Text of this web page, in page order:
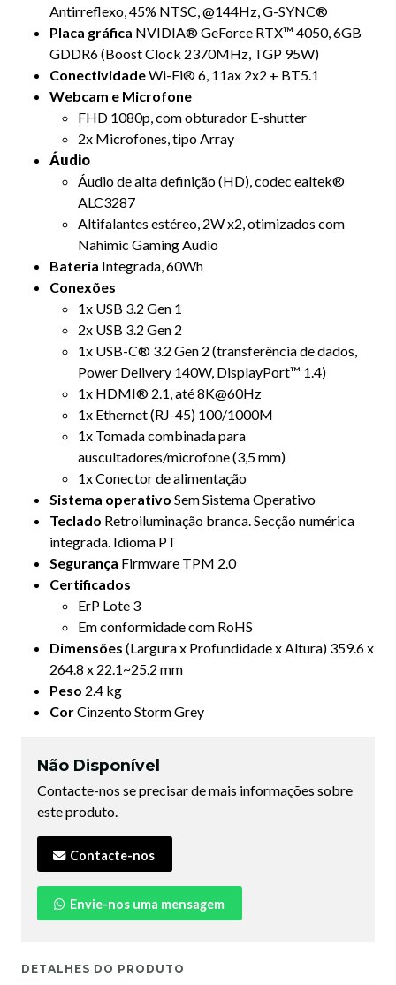
Antirreflexo, 45% NTSC, @144Hz, G-SYNC®
Placa gráfica NVIDIA® GeForce RTX™ 4050, 6GB
GDDR6 (Boost Clock 2370MHz, TGP 95W)
ConectividadeWi-Fi® 6, 11ax 2x2 + BT5.1
Webcam e Microfone
FHD 1080p, com obturador E-shutter
2x Microfones, tipo Array
Áudio
Áudio de alta definição (HD), codec ealtek®
ALC3287
Altifalantes estéreo, 2W x2, otimizados com
Nahimic Gaming Audio
Bateria Integrada, 60Wh
Conexões
1x USB 3.2 Gen 1
2x USB 3.2 Gen 2
1x USB-C® 3.2 Gen 2 (transferência de dados,
Power Delivery 140W, DisplayPort™ 1.4)
1x HDMI® 2.1, até 8K@60Hz
1x Ethernet (RJ-45) 100/1000M
1x Tomada combinada para
auscultadores/microfone (3,5 mm)
1x Conector de alimentação
Sistema operativo Sem Sistema Operativo
Teclado Retroiluminação branca. Secção numérica
integrada. Idioma PT
Segurança Firmware TPM 2.0
Certificados
ErP Lote 3
Em conformidade com RoHS
Dimensões (Largura x Profundidade x Altura) 359.6 x
264.8 x 22.1~25.2 mm
Peso 2.4 kg
CorCinzento Storm Grey
Não Disponível
Contacte-nos se precisar de mais informações sobre
este produto.
Contacte-nos
Envie-nos uma mensagem
DETALHES DO PRODUTO